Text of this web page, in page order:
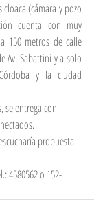
(cámara y pozo
cuenta con muy
150 metros de calle
Av. Sabattini y a solo
y la ciudad
se entrega con
propuesta
4580562 o 152-